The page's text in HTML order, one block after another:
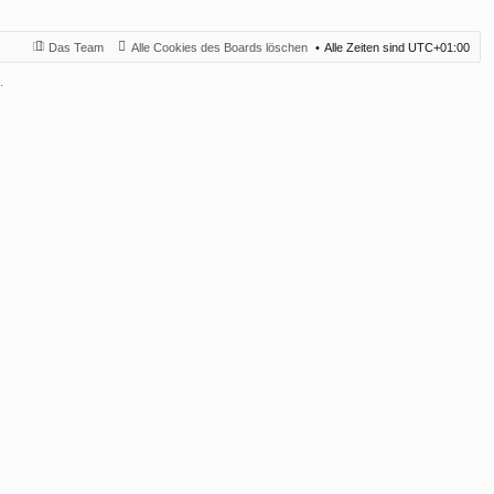
Alle Zeiten sind UTC+01:00
Alle Cookies des Boards löschen
Das Team